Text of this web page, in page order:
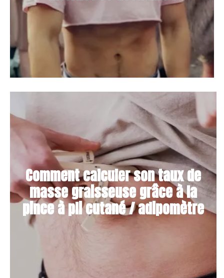
Comment calculer son taux de
masse graisseuse grâce à la
pince à pli cutané / adipomètre